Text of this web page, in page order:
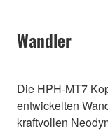
Wandler
Die HPH-MT7
entwickelten
kraftvollen